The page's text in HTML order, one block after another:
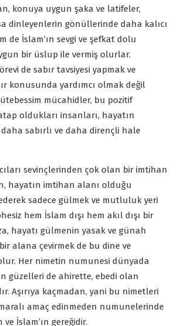
konuya uygun şaka ve latifeler,
dinleyenlerin gönüllerinde daha kalıcı
de İslam’ın sevgi ve şefkat dolu
bir üslup ile vermiş olurlar.
de sabır tavsiyesi yapmak ve
konusunda yardımcı olmak değil
mücahidler, bu pozitif
oldukları insanları, hayatın
sabırlı ve daha dirençli hale
sevinçlerinden çok olan bir imtihan
hayatın imtihan alanı olduğu
sadece gülmek ve mutluluk yeri
hem İslam dışı hem akıl dışı bir
hayatı gülmenin yasak ve günah
alana çevirmek de bu dine ve
Her nimetin numunesi dünyada
güzelleri de ahirette, ebedi olan
Aşırıya kaçmadan, yani bu nimetleri
amaç edinmeden numunelerinde
İslam’ın gereğidir.